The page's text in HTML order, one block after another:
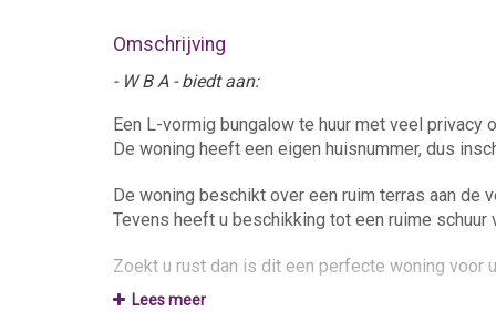
Omschrijving
- W B A - biedt aan:
Een L-vormig bungalow te huur met veel privacy
De woning heeft een eigen huisnummer, dus
De woning beschikt over een ruim terras aan de
Tevens heeft u beschikking tot een ruime schuur
Zoekt u rust dan is dit een perfecte woning voor
Indeling:
Lees meer